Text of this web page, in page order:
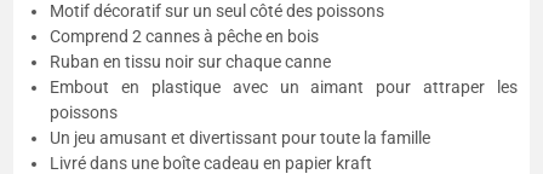
Motif décoratif sur un seul côté des poissons
Comprend 2 cannes à pêche en bois
Ruban en tissu noir sur chaque canne
Embout en plastique avec un aimant pour attraper les
poissons
Un jeu amusant et divertissant pour toute la famille
Livré dans une boîte cadeau en papier kraft